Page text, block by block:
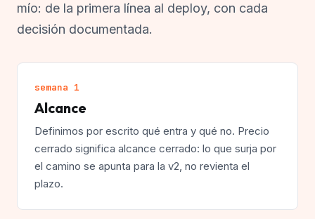
mío: de la primera línea al deploy, con cada
decisión documentada.
semana 1
Alcance
Definimos por escrito qué entra y qué no. Precio
cerrado significa alcance cerrado: lo que surja por
el camino se apunta para la v2, no revienta el
plazo.